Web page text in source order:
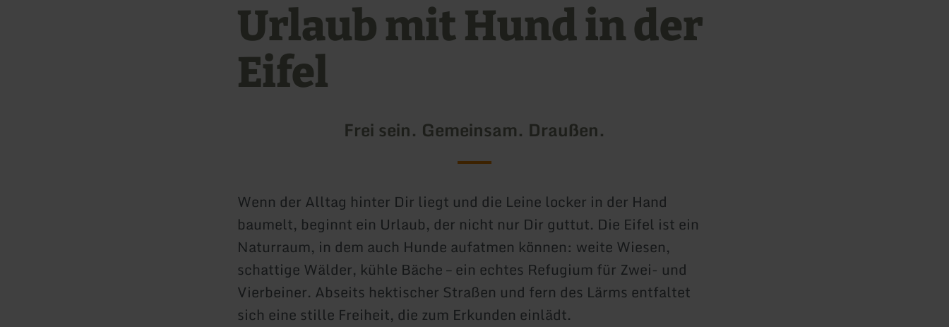
Urlaub mit Hund in der
Eifel
Frei sein. Gemeinsam. Draußen.
Wenn der Alltag hinter Dir liegt und die Leine locker in der Hand
baumelt, beginnt ein Urlaub, der nicht nur Dir guttut. Die Eifel ist ein
Naturraum, in dem auch Hunde aufatmen können: weite Wiesen,
schattige Wälder, kühle Bäche – ein echtes Refugium für Zwei- und
Vierbeiner. Abseits hektischer Straßen und fern des Lärms entfaltet
sich eine stille Freiheit, die zum Erkunden einlädt.